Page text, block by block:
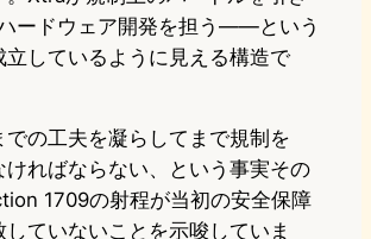
ードウェア開発を担う——という
立しているように見える構造で
での工夫を凝らしてまで規制を
ければならない、という事実その
1709の射程が当初の安全保障
ていないことを示唆していま